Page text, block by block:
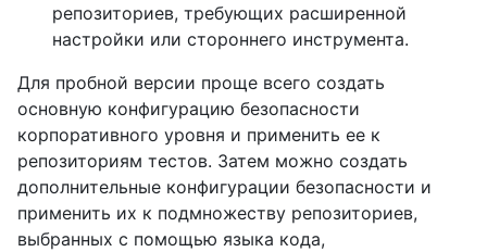
репозиториев, требующих расширенной
настройки или стороннего инструмента.
Для пробной версии проще всего создать
основную конфигурацию безопасности
корпоративного уровня и применить ее к
репозиториям тестов. Затем можно создать
дополнительные конфигурации безопасности и
применить их к подмножеству репозиториев,
выбранных с помощью языка кода,